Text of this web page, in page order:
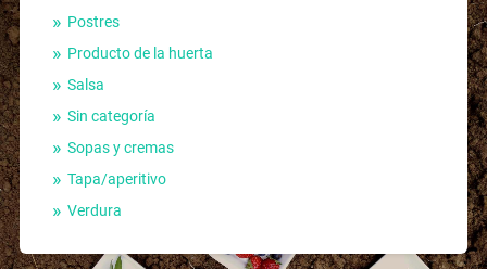
Postres
Producto de la huerta
Salsa
Sin categoría
Sopas y cremas
Tapa/aperitivo
Verdura